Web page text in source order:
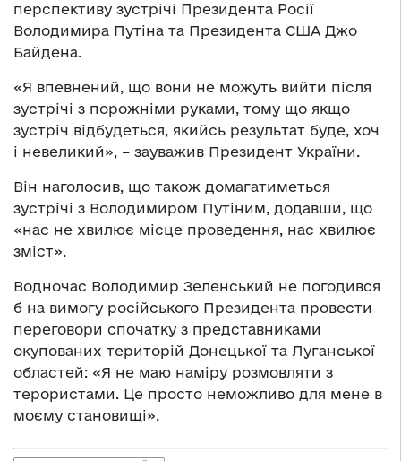
перспективу зустрічі Президента Росії
Володимира Путіна та Президента США Джо
Байдена.
«Я впевнений, що вони не можуть вийти після
зустрічі з порожніми руками, тому що якщо
зустріч відбудеться, якийсь результат буде, хоч
і невеликий», – зауважив Президент України.
Він наголосив, що також домагатиметься
зустрічі з Володимиром Путіним, додавши, що
«нас не хвилює місце проведення, нас хвилює
зміст».
Водночас Володимир Зеленський не погодився
б на вимогу російського Президента провести
переговори спочатку з представниками
окупованих територій Донецької та Луганської
областей: «Я не маю наміру розмовляти з
терористами. Це просто неможливо для мене в
моєму становищі».